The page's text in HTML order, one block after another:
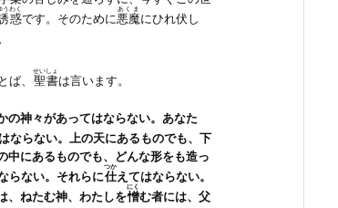
惑
うわく
です。そのために 悪魔
あくま
にひれ伏し
ば、 聖書
せいしょ
は言います。
の神々があってはならない。あなた
ならない。上の天にあるものでも、下
中にあるものでも、どんな形をも造っ
らない。それらに仕
つか
えてはならない。
、ねたむ神、わたしを憎
にく
む者には、父